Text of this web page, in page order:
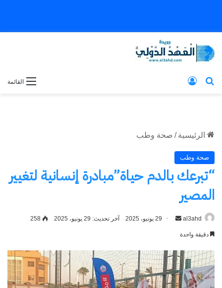
القائمة بحث عن
الرئيسية / صحة وطب
صحة وطب
“تبرعك بالدم حياة”مبادرة إنسانية لتغيير
المصير
al3ahd
أرسل 29 يونيو، 2025 آخر تحديث: 29 يونيو، 2025 258
دقيقة واحدة